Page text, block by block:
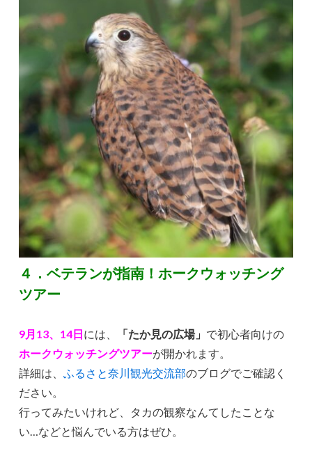
４．ベテランが指南！ホークウォッチング
ツアー
9月13、14日には、 「たか見の広場」 で初心者向けの
ホーク ウォッチングツアーが開かれます。
詳細は、ふるさと奈川観光交流部のブログでご確認く
ださい。
行ってみたいけれど、タカの観察なんてしたことな
い…などと悩んでいる方はぜひ。